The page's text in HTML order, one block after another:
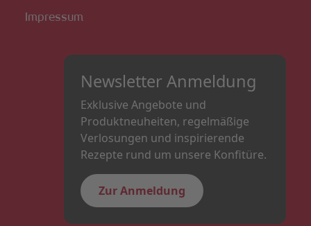
Impressum
Newsletter Anmeldung
Exklusive Angebote und
Produktneuheiten, regelmäßige
Verlosungen und inspirierende
Rezepte rund um unsere Konfitüre.
Zur Anmeldung